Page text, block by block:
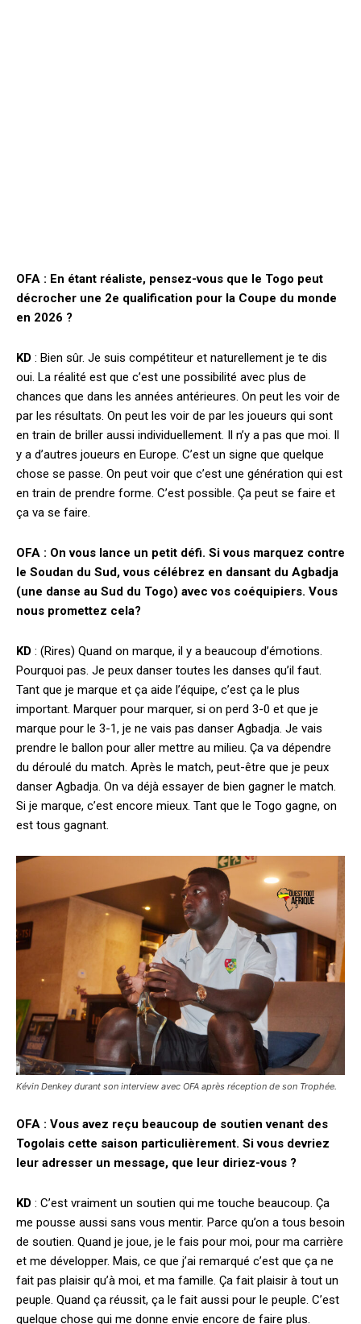
OFA : En étant réaliste, pensez-vous que le Togo peut
décrocher une 2e qualification pour la Coupe du monde
en 2026 ?
KD : Bien sûr. Je suis compétiteur et naturellement je te dis
oui. La réalité est que c’est une possibilité avec plus de
chances que dans les années antérieures. On peut les voir de
par les résultats. On peut les voir de par les joueurs qui sont
en train de briller aussi individuellement. Il n’y a pas que moi. Il
y a d’autres joueurs en Europe. C’est un signe que quelque
chose se passe. On peut voir que c’est une génération qui est
en train de prendre forme. C’est possible. Ça peut se faire et
ça va se faire.
OFA : On vous lance un petit défi. Si vous marquez contre
le Soudan du Sud, vous célébrez en dansant du Agbadja
(une danse au Sud du Togo) avec vos coéquipiers. Vous
nous promettez cela?
KD : (Rires) Quand on marque, il y a beaucoup d’émotions.
Pourquoi pas. Je peux danser toutes les danses qu’il faut.
Tant que je marque et ça aide l’équipe, c’est ça le plus
important. Marquer pour marquer, si on perd 3-0 et que je
marque pour le 3-1, je ne vais pas danser Agbadja. Je vais
prendre le ballon pour aller mettre au milieu. Ça va dépendre
du déroulé du match. Après le match, peut-être que je peux
danser Agbadja. On va déjà essayer de bien gagner le match.
Si je marque, c’est encore mieux. Tant que le Togo gagne, on
est tous gagnant.
Kévin Denkey durant son interview avec OFA après réception de son Trophée.
OFA : Vous avez reçu beaucoup de soutien venant des
Togolais cette saison particulièrement. Si vous devriez
leur adresser un message, que leur diriez-vous ?
KD : C’est vraiment un soutien qui me touche beaucoup. Ça
me pousse aussi sans vous mentir. Parce qu’on a tous besoin
de soutien. Quand je joue, je le fais pour moi, pour ma carrière
et me développer. Mais, ce que j’ai remarqué c’est que ça ne
fait pas plaisir qu’à moi, et ma famille. Ça fait plaisir à tout un
peuple. Quand ça réussit, ça le fait aussi pour le peuple. C’est
quelque chose qui me donne envie encore de faire plus.